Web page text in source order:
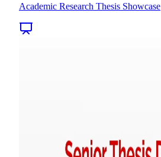
Academic Research Thesis Showcase